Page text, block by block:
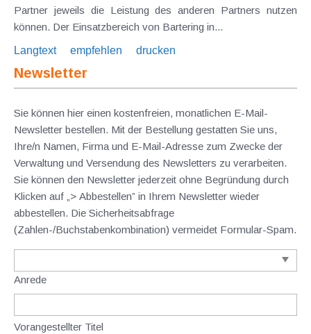
Partner jeweils die Leistung des anderen Partners nutzen
können. Der Einsatzbereich von Bartering in...
Langtext
empfehlen drucken
Newsletter
Sie können hier einen kostenfreien, monatlichen E-Mail-
Newsletter bestellen. Mit der Bestellung gestatten Sie uns,
Ihre/n Namen, Firma und E-Mail-Adresse zum Zwecke der
Verwaltung und Versendung des Newsletters zu verarbeiten.
Sie können den Newsletter jederzeit ohne Begründung durch
Klicken auf „> Abbestellen” in Ihrem Newsletter wieder
abbestellen. Die Sicherheitsabfrage
(Zahlen-/Buchstabenkombination) vermeidet Formular-Spam.
Anrede
Vorangestellter Titel